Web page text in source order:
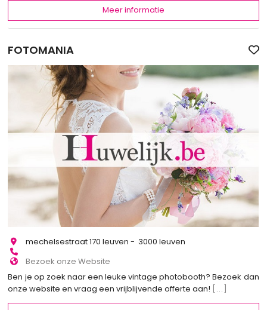
Meer informatie
FOTOMANIA
mechelsestraat 170 leuven - 3000 leuven
Bezoek onze Website
Ben je op zoek naar een leuke vintage photobooth? Bezoek dan
onze website en vraag een vrijblijvende offerte aan!
[...]